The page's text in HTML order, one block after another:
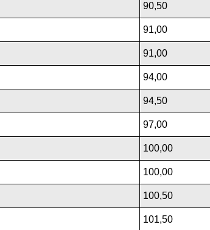
90,50
91,00
91,00
94,00
94,50
97,00
100,00
100,00
100,50
101,50